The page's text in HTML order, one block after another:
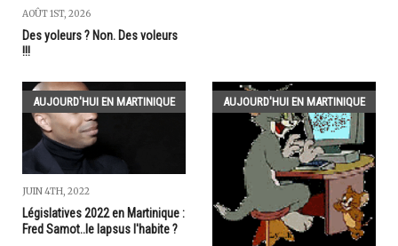
AOÛT 1ST, 2026
Des yoleurs ? Non. Des voleurs
!!!
AUJOURD'HUI EN MARTINIQUE
JUIN 4TH, 2022
Législatives 2022 en Martinique :
Fred Samot..le lapsus l'habite ?
AUJOURD'HUI EN MARTINIQUE